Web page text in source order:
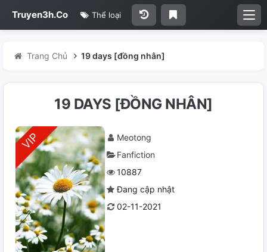
Truyen3h.Co Thể loại
Trang Chủ 19 days [đồng nhân]
19 DAYS [ĐỒNG NHÂN]
Meotong
Fanfiction
10887
Đang cập nhật
02-11-2021